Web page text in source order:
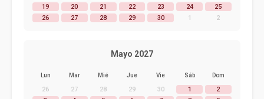
19
20 21 22 23 24
25
26
27 28 29 30 1 2
Mayo 2027
Lun Mar Mié Jue Vie Sáb Dom
26 27 28 29 30 1
2